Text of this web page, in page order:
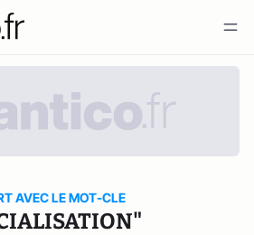
AVEC LE MOT-CLE